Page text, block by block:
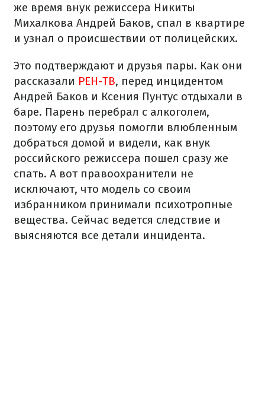
же время внук режиссера Никиты
Михалкова Андрей Баков, спал в квартире
и узнал о происшествии от полицейских.
Это подтверждают и друзья пары. Как они
рассказали РЕН-ТВ, перед инцидентом
Андрей Баков и Ксения Пунтус отдыхали в
баре. Парень перебрал с алкоголем,
поэтому его друзья помогли влюбленным
добраться домой и видели, как внук
российского режиссера пошел сразу же
спать. А вот правоохранители не
исключают, что модель со своим
избранником принимали психотропные
вещества. Сейчас ведется следствие и
выясняются все детали инцидента.